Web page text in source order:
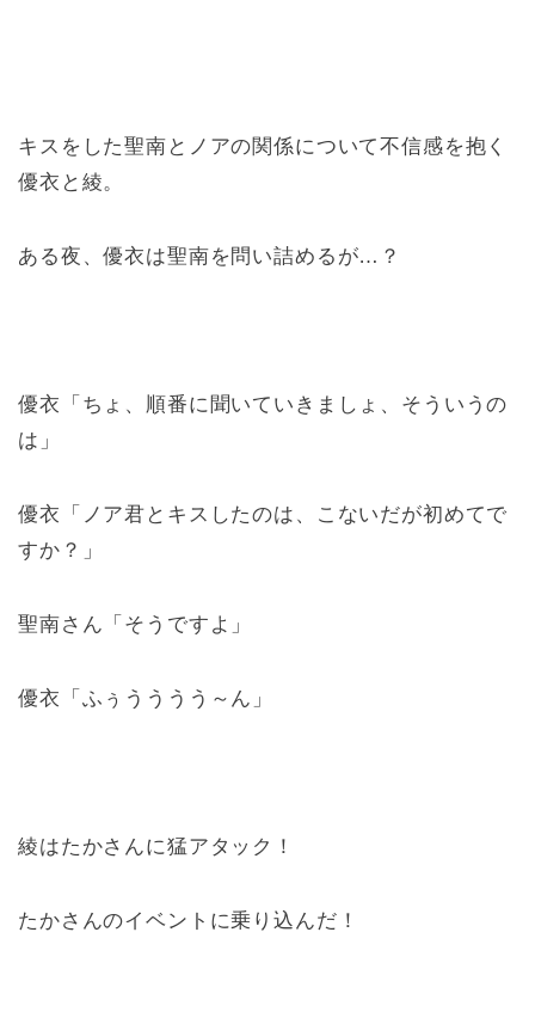
キスをした聖南とノアの関係について不信感を抱く
優衣と綾。
ある夜、優衣は聖南を問い詰めるが…？
優衣「ちょ、順番に聞いていきましょ、そういうの
は」
優衣「ノア君とキスしたのは、こないだが初めてで
すか？」
聖南さん「そうですよ」
優衣「ふぅうううう～ん」
綾はたかさんに猛アタック！
たかさんのイベントに乗り込んだ！